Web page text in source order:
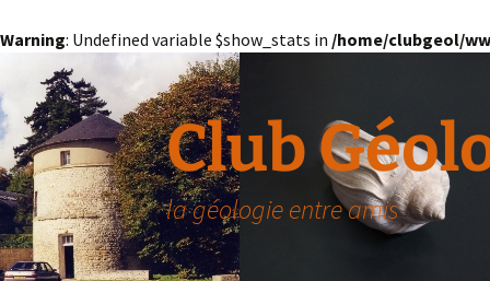
Warning: Undefined variable $show_stats in /home/clubgeol/
au
contenu
Club
la géologie entre amis